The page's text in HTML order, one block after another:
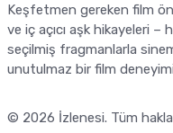
Keşfetmen gereken film
ve iç açıcı aşk hikayeleri –
seçilmiş fragmanlarla
unutulmaz bir film
© 2026 İzlenesi. Tüm